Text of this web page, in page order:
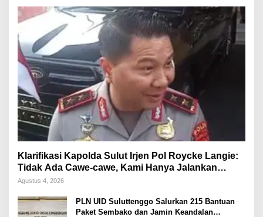
Klarifikasi Kapolda Sulut Irjen Pol Roycke Langie:
Tidak Ada Cawe-cawe, Kami Hanya Jalankan
Perintah Undang-Undang
Agustus 4, 2026
PLN UID Suluttenggo Salurkan 215 Bantuan
Paket Sembako dan Jamin Keandalan